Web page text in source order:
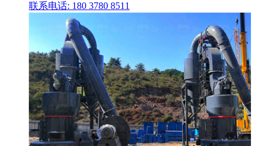
联系电话: 180 3780 8511